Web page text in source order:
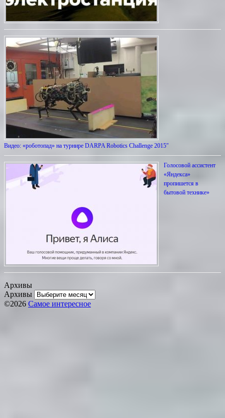
Видео: «роботопад» на турнире DARPA Robotics Challenge 2015″
Голосовой ассистент
«Яндекса»
пропишется в
бытовой технике»
Архивы
Архивы
©2026 Самое интересное